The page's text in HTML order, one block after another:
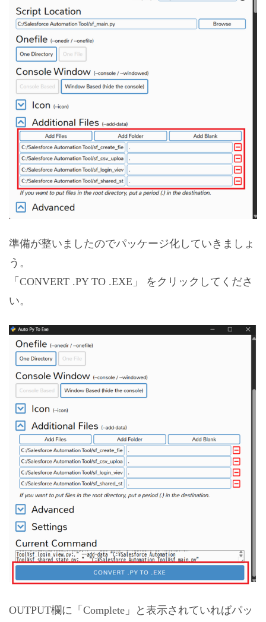
準備が整いましたのでパッケージ化していきましょ
う。
「CONVERT .PY TO .EXE」 をクリックしてくださ
い。
OUTPUT欄に「Complete」と表示されていればパッ